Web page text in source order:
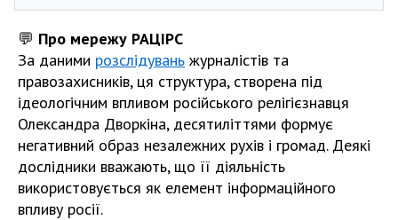
💬 Про мережу РАЦІРС
За даними розслідувань журналістів та
правозахисників, ця структура, створена під
ідеологічним впливом російського релігієзнавця
Олександра Дворкіна, десятиліттями формує
негативний образ незалежних рухів і громад. Деякі
дослідники вважають, що її діяльність
використовується як елемент інформаційного
впливу росії.